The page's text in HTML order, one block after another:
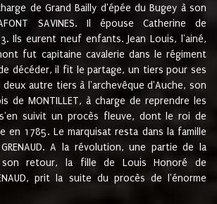
de Grand Bailly d'épée du Bugey à son
SAVINES. Il épouse Catherine de
Ils eurent neuf enfants. Jean Louis, l'ainé,
fut capitaine cavalerie dans le régiment
décéder, il fit le partage, un tiers pour ses
autre tiers à l'archevêque d'Auche, son
de MONTILLET, à charge de reprendre les
suivit un procès fleuve, dont le roi de
en 1785. Le marquisat resta dans la famille
A la révolution, une partie de la
son retour, la fille de Louis Honoré de
prit la suite du procès de l'énorme